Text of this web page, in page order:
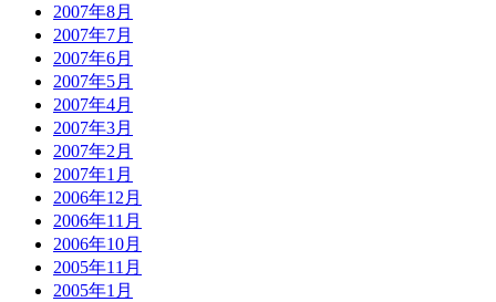
2007年8月
2007年7月
2007年6月
2007年5月
2007年4月
2007年3月
2007年2月
2007年1月
2006年12月
2006年11月
2006年10月
2005年11月
2005年1月